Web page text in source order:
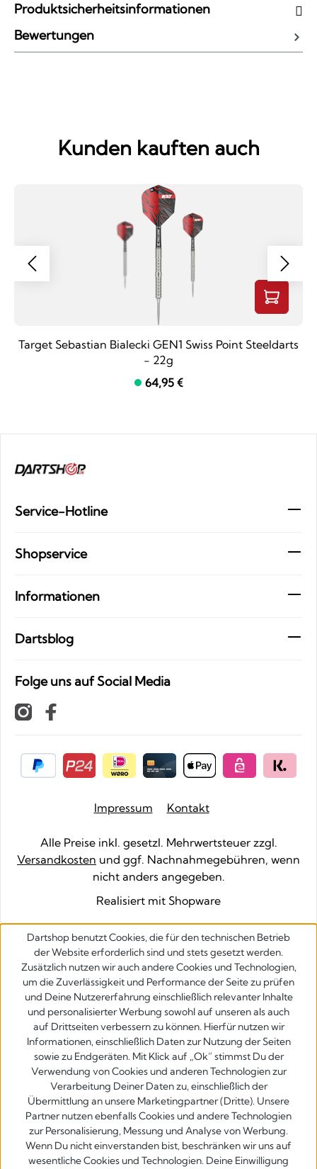
Produktsicherheitsinformationen
Bewertungen
Kunden kauften auch
Target Sebastian Bialecki GEN1 Swiss Point Steeldarts
- 22g
64,95 €
Service-Hotline
Shopservice
Informationen
Dartsblog
Folge uns auf Social Media
Impressum Kontakt
Alle Preise inkl. gesetzl. Mehrwertsteuer zzgl.
Versandkosten und ggf. Nachnahmegebühren, wenn
nicht anders angegeben.
Realisiert mit Shopware
Dartshop benutzt Cookies, die für den technischen Betrieb
der Website erforderlich sind und stets gesetzt werden.
Zusätzlich nutzen wir auch andere Cookies und Technologien,
um die Zuverlässigkeit und Performance der Seite zu prüfen
und Deine Nutzererfahrung einschließlich relevanter Inhalte
und personalisierter Werbung sowohl auf unseren als auch
auf Drittseiten verbessern zu können. Hierfür nutzen wir
Informationen, einschließlich Daten zur Nutzung der Seiten
sowie zu Endgeräten. Mit Klick auf „Ok” stimmst Du der
Verwendung von Cookies und anderen Technologien zur
Verarbeitung Deiner Daten zu, einschließlich der
Übermittlung an unsere Marketingpartner (Dritte). Unsere
Partner nutzen ebenfalls Cookies und andere Technologien
zur Personalisierung, Messung und Analyse von Werbung.
Wenn Du nicht einverstanden bist, beschränken wir uns auf
wesentliche Cookies und Technologien. Deine Einwilligung